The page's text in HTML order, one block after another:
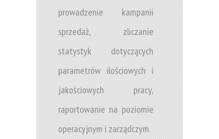
prowadzenie kampanii
sprzedaż, zliczanie
statystyk dotyczących
parametrów ilościowych i
jakościowych pracy,
raportowanie na poziomie
operacyjnym i zarządczym.